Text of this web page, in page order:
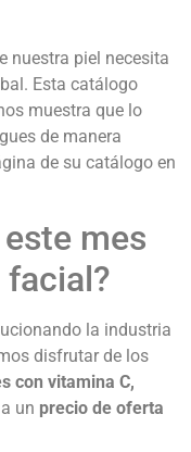
nuestra piel necesita
Esta catálogo
muestra que lo
de manera
de su catálogo en
mes
facial?
la industria
disfrutar de los
con vitamina C,
a un precio de oferta